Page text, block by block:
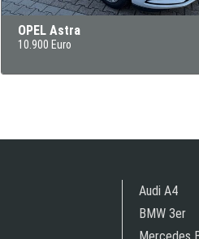
OPEL Astra
10.900 Euro
Audi A4
BMW 3er
Mercedes